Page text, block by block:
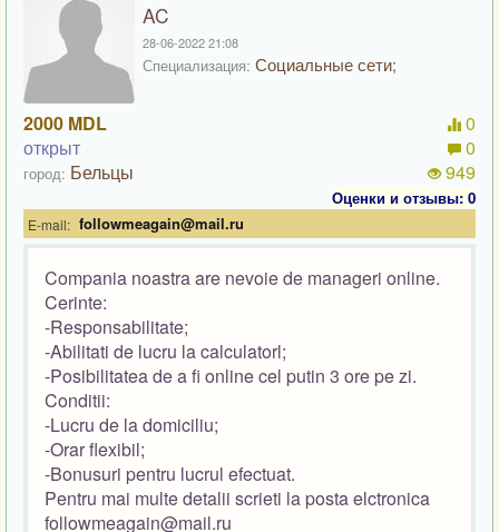
AC
28-06-2022 21:08
Специализация: Социальные сети;
2000 MDL
открыт
город: Бельцы
0
0
949
Оценки и отзывы: 0
E-mail: followmeagain@mail.ru
Compania noastra are nevoie de manageri online.
Cerinte:
-Responsabilitate;
-Abilitati de lucru la calculatorl;
-Posibilitatea de a fi online cel putin 3 ore pe zi.
Conditii:
-Lucru de la domiciliu;
-Orar flexibil;
-Bonusuri pentru lucrul efectuat.
Pentru mai multe detalii scrieti la posta elctronica
followmeagain@mail.ru